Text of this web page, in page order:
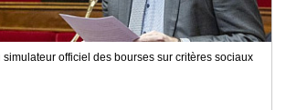
officiel des bourses sur critères sociaux